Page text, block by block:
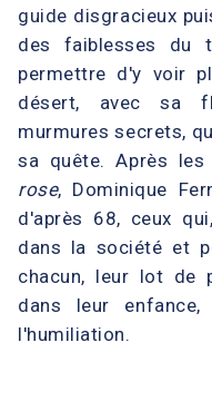
guide disgracieux
des faiblesses du
permettre d'y voir
désert, avec sa
murmures secrets,
sa quête. Après
rose, Dominique
d'après 68, ceux
dans la société et
chacun, leur lot de
dans leur
l'humiliation.